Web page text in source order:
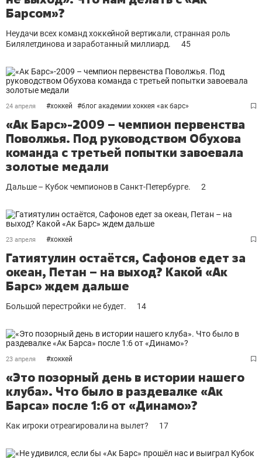
Барсом»?
Неудачи всех команд хоккейной вертикали, странная роль
Билялетдинова и заработанный миллиард.
45
24 апреля #хоккей #блог академии хоккея «ак барс»
«Ак Барс»-2009 – чемпион первенства
Поволжья. Под руководством Обухова
команда с третьей попытки завоевала
золотые медали
Дальше – Кубок чемпионов в Санкт-Петербурге. 2
23 апреля #хоккей
Гатиятулин остаётся, Сафонов едет за
океан, Петан – на выход? Какой «Ак
Барс» ждем дальше
Большой перестройки не будет. 14
23 апреля #хоккей
«Это позорный день в истории нашего
клуба». Что было в раздевалке «Ак
Барса» после 1:6 от «Динамо»?
Как игроки отреагировали на вылет? 17